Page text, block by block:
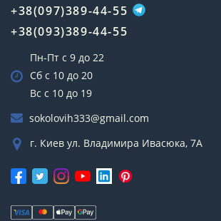
+38(097)389-44-55
+38(093)389-44-55
Пн-Пт с 9 до 22
Сб с 10 до 20
Вс с 10 до 19
sokolovih333@gmail.com
г. Киев ул. Владимира Ивасюка, 7А